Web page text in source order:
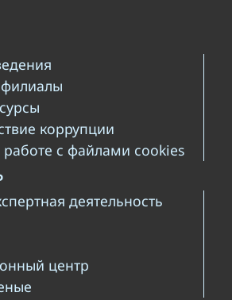
коррупции
с файлами cookies
деятельность
центр